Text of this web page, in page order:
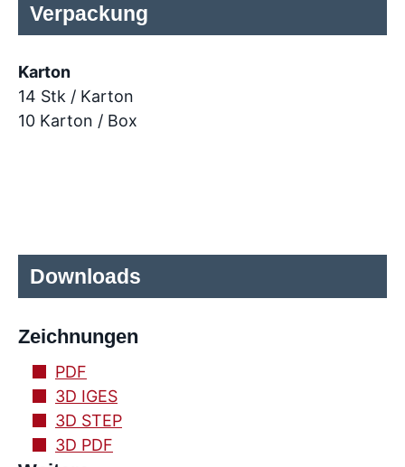
Verpackung
Karton
14 Stk / Karton
10 Karton / Box
Downloads
Zeichnungen
PDF
3D IGES
3D STEP
3D PDF